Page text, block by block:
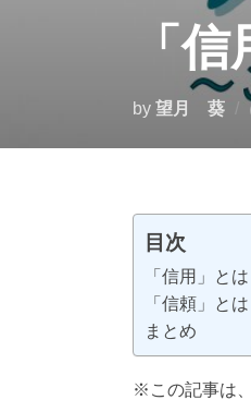
「
by 望月 葵
目次
「信用」とは
「信頼」とは
まとめ
※この記事は